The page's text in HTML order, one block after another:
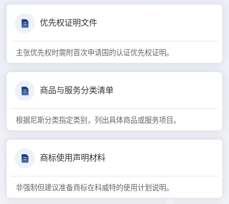
优先权证明文件
主张优先权时需附首次申请国的认证优先权证明。
商品与服务分类清单
根据尼斯分类指定类别，列出具体商品或服务项目。
商标使用声明材料
非强制但建议准备商标在科威特的使用计划说明。